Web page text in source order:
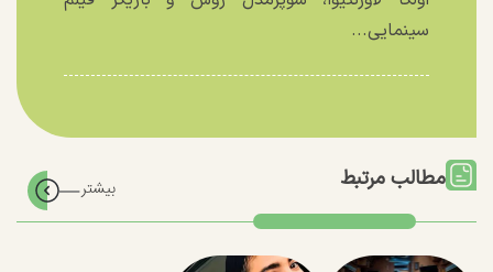
سینمایی...
مطالب مرتبط